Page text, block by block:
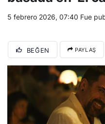
5 febrero 2026, 07:40 Fue
BEĞEN PAYLAŞ